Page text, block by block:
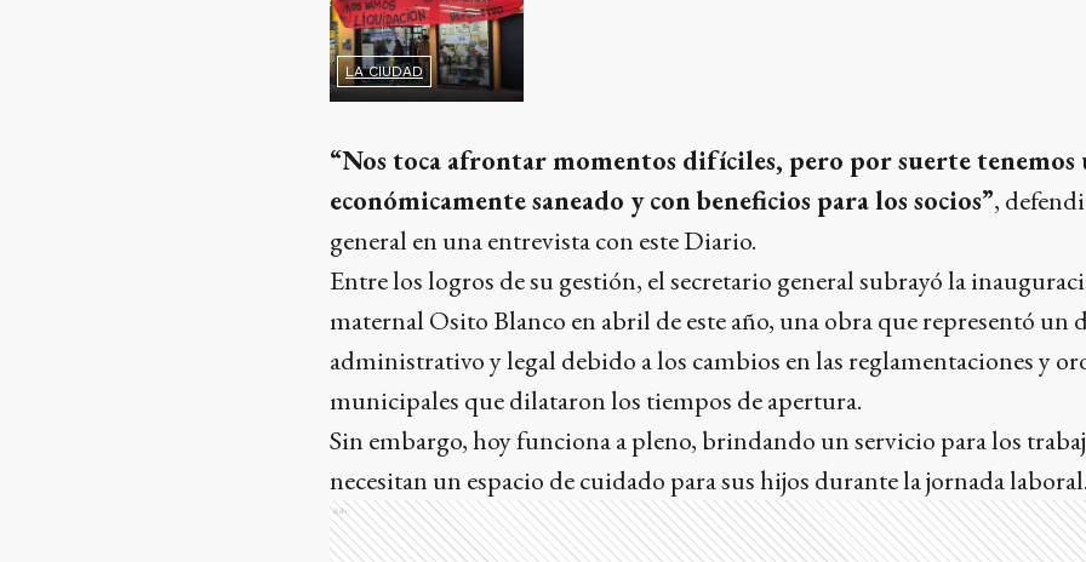
LA CIUDAD
“Nos toca afrontar momentos difíciles, pero por suerte
económicamente saneado y con beneficios para los socios”,
general en una entrevista con este Diario.
Entre los logros de su gestión, el secretario general subrayó la
maternal Osito Blanco en abril de este año, una obra que representó un
administrativo y legal debido a los cambios en las reglamentaciones y
municipales que dilataron los tiempos de apertura.
Sin embargo, hoy funciona a pleno, brindando un servicio para los
necesitan un espacio de cuidado para sus hijos durante la jornada
Ads